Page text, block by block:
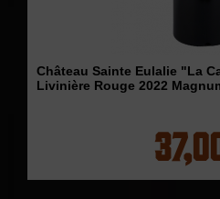
Château Sainte Eulalie "La
Livinière Rouge 2022